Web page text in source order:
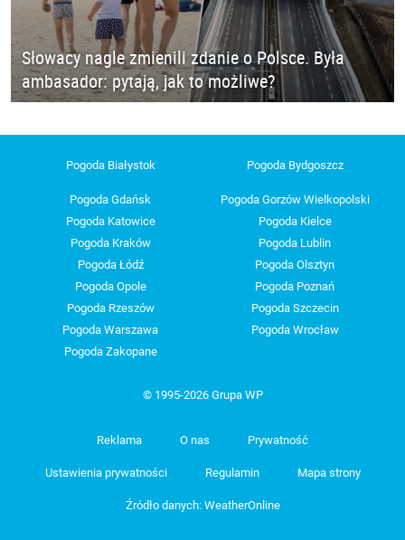
Słowacy nagle zmienili zdanie o Polsce. Była
ambasador: pytają, jak to możliwe?
Pogoda Białystok Pogoda Bydgoszcz
Pogoda Gdańsk
Pogoda Gorzów Wielkopolski
Pogoda Katowice
Pogoda Kielce
Pogoda Kraków
Pogoda Lublin
Pogoda Łódź
Pogoda Olsztyn
Pogoda Opole
Pogoda Poznań
Pogoda Rzeszów
Pogoda Szczecin
Pogoda Warszawa
Pogoda Wrocław
Pogoda Zakopane
© 1995-2026 Grupa WP
Reklama O nas Prywatność
Ustawienia prywatności Regulamin Mapa strony
Źródło danych: WeatherOnline